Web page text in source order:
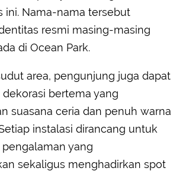
ini. Nama-nama tersebut
resmi masing-masing
di Ocean Park.
area, pengunjung juga dapat
bertema yang
suasana ceria dan penuh warna
instalasi dirancang untuk
yang
sekaligus menghadirkan spot